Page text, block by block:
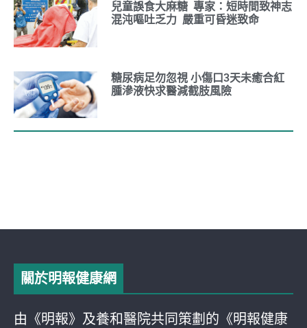
兒童誤食大麻糖 專家：短時間致神志
混沌嘔吐乏力 嚴重可昏迷致命
糖尿病足勿忽視 小傷口3天未癒合紅
腫滲液快求醫減截肢風險
關於明報健康網
由《明報》及養和醫院共同策劃的《明報健康